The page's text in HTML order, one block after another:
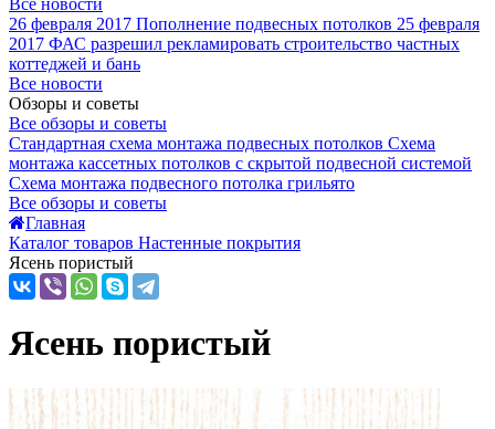
Все новости
26 февраля 2017 Пополнение подвесных потолков 25 февраля
2017 ФАС разрешил рекламировать строительство частных
коттеджей и бань
Все новости
Обзоры и советы
Все обзоры и советы
Стандартная схема монтажа подвесных потолков Схема
монтажа кассетных потолков с скрытой подвесной системой
Схема монтажа подвесного потолка грильято
Все обзоры и советы
Главная
Каталог товаров Настенные покрытия
Ясень пористый
Ясень пористый